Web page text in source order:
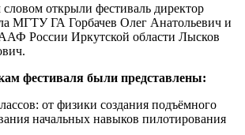
открыли фестиваль директор
МГТУ ГА Горбачев Олег Анатольевич и
России Иркутской области Лысков
фестиваля были представлены:
от физики создания подъёмного
начальных навыков пилотирования